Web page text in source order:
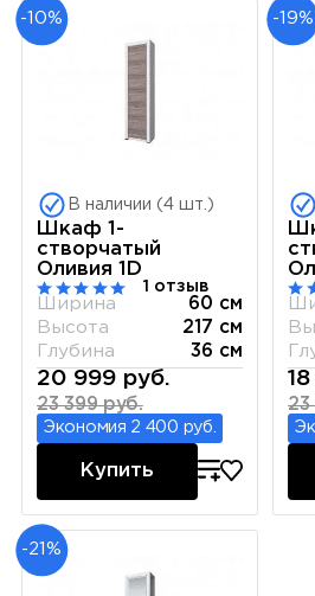
-10%
В наличии (4 шт.)
Шкаф 1-
створчатый
Оливия 1D
1 отзыв
Ширина
60 см
Высота
217 см
Глубина
36 см
20 999 руб.
23 399 руб.
Экономия 2 400 руб.
Купить
-19%
23
-21%